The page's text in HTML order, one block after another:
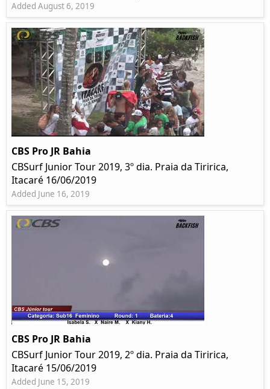
Added August 6, 2019
CBS Pro JR Bahia
CBSurf Junior Tour 2019, 3º dia. Praia da Tiririca,
Itacaré 16/06/2019
Added June 16, 2019
CBS Pro JR Bahia
CBSurf Junior Tour 2019, 2º dia. Praia da Tiririca,
Itacaré 15/06/2019
Added June 15, 2019